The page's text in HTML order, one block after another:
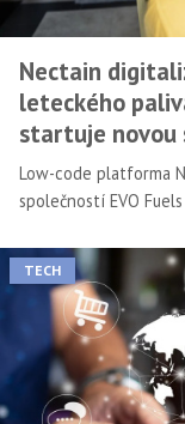
Nectain
leteckého
startuje novou
Low-code platforma
společností EVO
charterových letadel
celém světě.
pro inteligentní
digitalizací převážně
TECH